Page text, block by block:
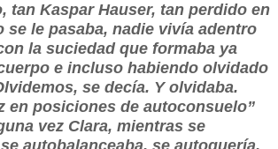
tan Kaspar Hauser, tan perdido en
se le pasaba, nadie vivía adentro
la suciedad que formaba ya
e incluso habiendo olvidado
se decía. Y olvidaba.
en posiciones de autoconsuelo”
vez Clara, mientras se
autobalanceaba, se autoquería,